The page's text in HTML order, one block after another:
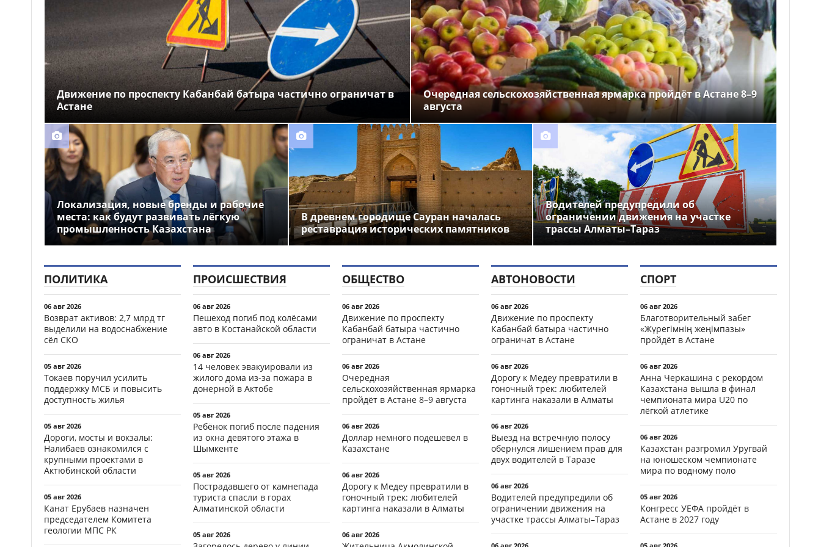
мошенничестве на 100 млн тг
экстрадировали из Грузии в
Казахстан
10:02
Россиянина с ребёнком
спасли на Бухтарминском
водохранилище
Движение по проспекту Кабанбай батыра частично ограничат в
Астане
Очередная сельскохозяйственная ярмарка пройдёт в Астане 8–9
августа
Локализация, новые бренды и рабочие
места: как будут развивать лёгкую
промышленность Казахстана
В древнем городище Сауран началась
реставрация исторических памятников
Водителей предупредили об
ограничении движения на участке
трассы Алматы–Тараз
ПОЛИТИКА
06 авг 2026
Возврат активов: 2,7 млрд тг
выделили на водоснабжение
сёл СКО
05 авг 2026
Токаев поручил усилить
поддержку МСБ и повысить
доступность жилья
05 авг 2026
Дороги, мосты и вокзалы:
Налибаев ознакомился с
крупными проектами в
Актюбинской области
05 авг 2026
Канат Ерубаев назначен
председателем Комитета
геологии МПС РК
ПРОИСШЕСТВИЯ
06 авг 2026
Пешеход погиб под колёсами
авто в Костанайской области
06 авг 2026
14 человек эвакуировали из
жилого дома из-за пожара в
донерной в Актобе
05 авг 2026
Ребёнок погиб после падения
из окна девятого этажа в
Шымкенте
05 авг 2026
Пострадавшего от камнепада
туриста спасли в горах
Алматинской области
05 авг 2026
ОБЩЕСТВО
06 авг 2026
Движение по проспекту
Кабанбай батыра частично
ограничат в Астане
06 авг 2026
Очередная
сельскохозяйственная ярмарка
пройдёт в Астане 8–9 августа
06 авг 2026
Доллар немного подешевел в
Казахстане
06 авг 2026
Дорогу к Медеу превратили в
гоночный трек: любителей
картинга наказали в Алматы
06 авг 2026
АВТОНОВОСТИ
06 авг 2026
Движение по проспекту
Кабанбай батыра частично
ограничат в Астане
06 авг 2026
Дорогу к Медеу превратили в
гоночный трек: любителей
картинга наказали в Алматы
06 авг 2026
Выезд на встречную полосу
обернулся лишением прав для
двух водителей в Таразе
06 авг 2026
Водителей предупредили об
ограничении движения на
участке трассы Алматы–Тараз
СПОРТ
06 авг 2026
Благотворительный забег
«Жүрегімнің жеңімпазы»
пройдёт в Астане
06 авг 2026
Анна Черкашина с рекордом
Казахстана вышла в финал
чемпионата мира U20 по
лёгкой атлетике
06 авг 2026
Казахстан разгромил Уругвай
на юношеском чемпионате
мира по водному поло
05 авг 2026
Конгресс УЕФА пройдёт в
Астане в 2027 году